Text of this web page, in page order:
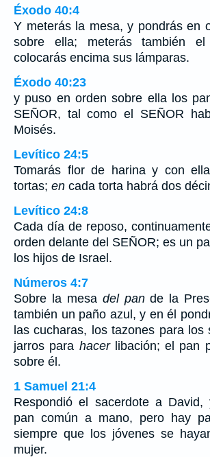
Éxodo 40:4
Y meterás la mesa, y pondrás en
sobre ella; meterás también
colocarás encima sus lámparas.
Éxodo 40:23
y puso en orden sobre ella los
SEÑOR, tal como el SEÑOR
Moisés.
Levítico 24:5
Tomarás flor de harina y con
tortas; en cada torta habrá dos
Levítico 24:8
Cada día de reposo,
orden delante del SEÑOR; es un
los hijos de Israel.
Números 4:7
Sobre la mesa del pande la
también un paño azul, y en él
las cucharas, los tazones para los
jarros para hacerlibación; el pan
sobre él.
1 Samuel 21:4
Respondió el sacerdote a
pan común a mano, pero hay
siempre que los jóvenes se
mujer.